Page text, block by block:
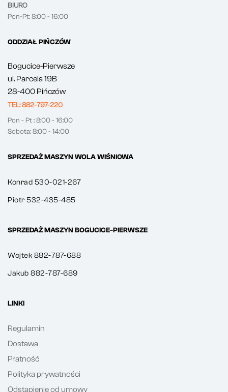
BIURO
Pon-Pt: 8:00 - 16:00
ODDZIAŁ PIŃCZÓW
Bogucice-Pierwsze
ul. Parcela 19B
28-400 Pińczów
TEL: 882-797-220
Pon - Pt : 8:00 - 16:00
Sobota: 8:00 - 14:00
SPRZEDAŻ MASZYN WOLA WIŚNIOWA
Konrad 530-021-267
Piotr 532-435-485
SPRZEDAŻ MASZYN BOGUCICE-PIERWSZE
Wojtek 882-787-688
Jakub 882-787-689
LINKI
Regulamin
Dostawa
Płatność
Polityka prywatności
Odstąpienie od umowy